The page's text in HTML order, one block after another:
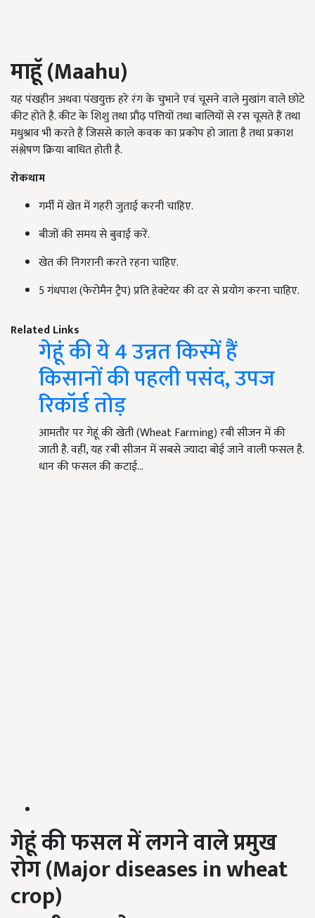
माहॅू (Maahu)
यह पंखहीन अथवा पंखयुक्त हरे रंग के चुभाने एवं चूसने वाले मुखांग वाले छोटे
कीट होते है. कीट के शिशु तथा प्रौढ़ पत्तियों तथा बालियों से रस चूसते हैं तथा
मधुश्राव भी करते हैं जिससे काले कवक का प्रकोप हो जाता है तथा प्रकाश
संश्लेषण क्रिया बाधित होती है.
रोकथाम
गर्मी में खेत में गहरी जुताई करनी चाहिए.
बीजों की समय से बुवाई करें.
खेत की निगरानी करते रहना चाहिए.
5 गंधपाश (फेरोमैन ट्रैप) प्रति हेक्टेयर की दर से प्रयोग करना चाहिए.
Related Links
गेहूं की ये 4 उन्नत किस्में हैं
किसानों की पहली पसंद, उपज
रिकॉर्ड तोड़
आमतौर पर गेहूं की खेती (Wheat Farming) रबी सीजन में की
जाती है. वहीं, यह रबी सीजन में सबसे ज्यादा बोई जाने वाली फसल है.
धान की फसल की कटाई…
गेहूं की फसल में लगने वाले प्रमुख
रोग (Major diseases in wheat
crop)